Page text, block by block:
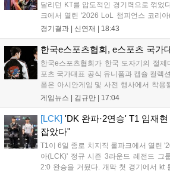
달리던 KT를 압도적인 경기력으로 꺾었
크에서 열린 '2026 LoL 챔피언스 코리
드 레전드 그룹, kt 롤스터와 젠지 e스포
기억을 되찾기라도 한 듯 1,...
경기결과 | 신연재 18:43
한국e스포츠협회, e스포츠 국가
한국e스포츠협회가 한국 도자기의 절
포츠 국가대표 공식 유니폼과 캡슐 컬렉
폼은 아시안게임 및 사전 행사에서 착용
구성된 컬렉션은 오는 8월 28일부터 골
서는 대회 규정에 따라 별도의 유니폼을
게임뉴스 | 김규만 17:04
[LCK] 'DK 완파·2연승' T1 임재
잡았다"
T1이 6일 종로 치지직 롤파크에서 열린
아(LCK)' 정규 시즌 3라운드 레전드 그
2:0 완승을 거뒀다. 개막 첫 경기에서 kt